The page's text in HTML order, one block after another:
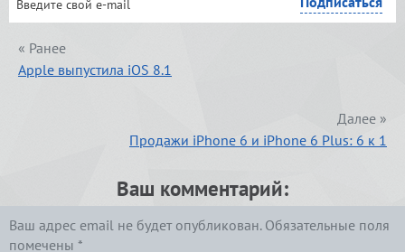
« Ранее
Apple выпустила iOS 8.1
Далее »
Продажи iPhone 6 и iPhone 6 Plus: 6 к 1
Ваш комментарий:
Ваш адрес email не будет опубликован. Обязательные поля
помечены *